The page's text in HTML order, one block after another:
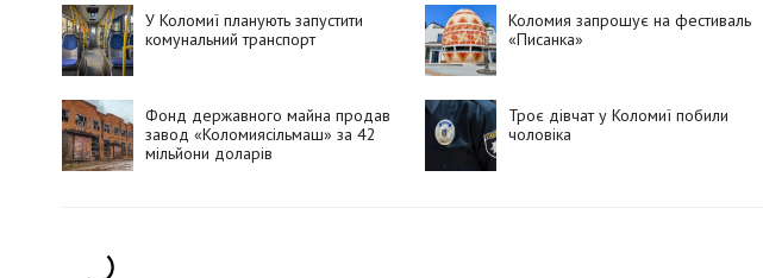
У Коломиї планують запустити
комунальний транспорт
Коломия запрошує на фестиваль
«Писанка»
Фонд державного майна продав
завод «Коломиясільмаш» за 42
мільйони доларів
Троє дівчат у Коломиї побили
чоловіка